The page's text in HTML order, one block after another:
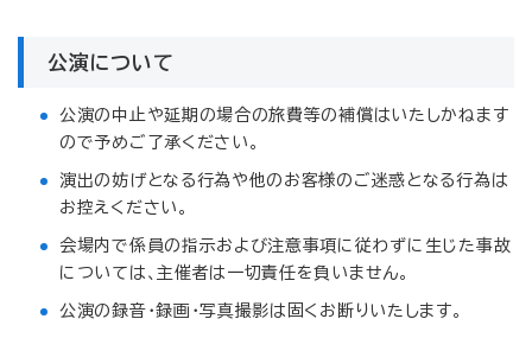
公演について
公演の中止や延期の場合の旅費等の補償はいたしかねます
ので予めご了承ください。
演出の妨げとなる行為や他のお客様のご迷惑となる行為は
お控えください。
会場内で係員の指示および注意事項に従わずに生じた事故
については、主催者は一切責任を負いません。
公演の録音・録画・写真撮影は固くお断りいたします。